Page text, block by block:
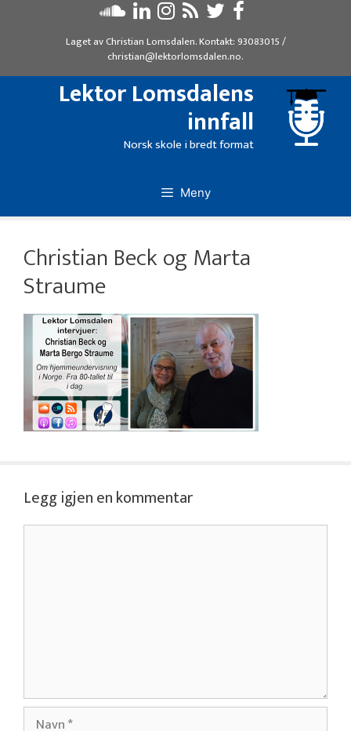
Laget avChristian Lomsdalen. Kontakt: 93083015/
christian@lektorlomsdalen.no.
Lektor Lomsdalens
innfall
Norsk skole i bredt format
Meny
Christian Beck og Marta
Straume
Legg igjen en kommentar
Navn